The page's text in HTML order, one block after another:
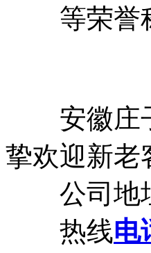
等荣誉
安徽庄子
挚欢迎新老
公司地址
热线电